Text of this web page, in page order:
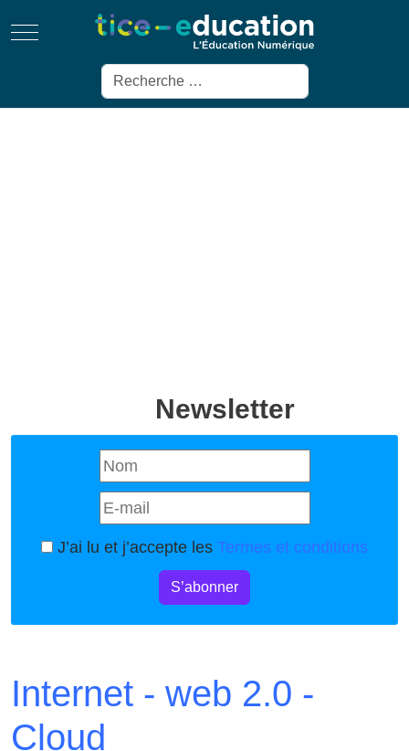
Mobile Menu Toggle
Rechercher
Newsletter
J’ai lu et j’accepte les Termes et conditions
S’abonner
Internet - web 2.0 -
Cloud